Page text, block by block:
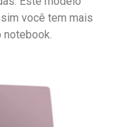
você tem mais
notebook.